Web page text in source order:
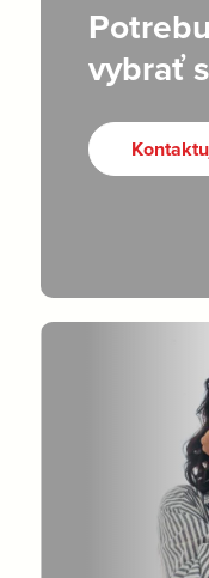
vybrať